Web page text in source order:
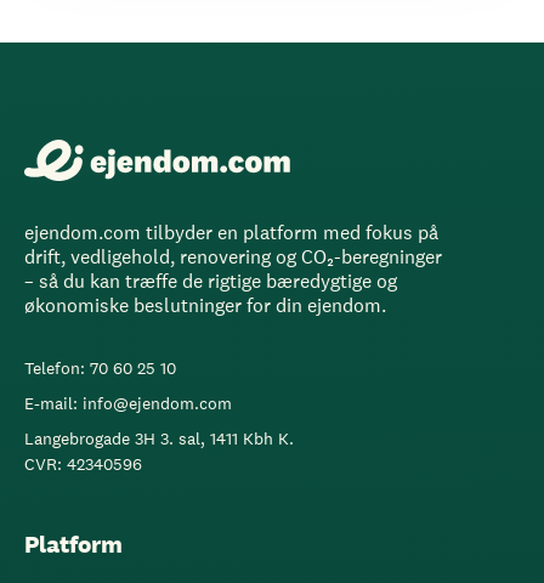
ejendom.com tilbyder en platform med fokus på
drift, vedligehold, renovering og CO₂-beregninger
– så du kan træffe de rigtige bæredygtige og
økonomiske beslutninger for din ejendom.
Telefon: 70 60 25 10
E-mail: info@ejendom.com
Langebrogade 3H 3. sal, 1411 Kbh K.
CVR: 42340596
Platform